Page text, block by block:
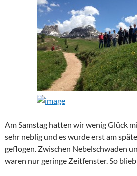
Am Samstag hatten wir wenig Glück
sehr neblig und es wurde erst am
geflogen. Zwischen Nebelschwaden
waren nur geringe Zeitfenster. So